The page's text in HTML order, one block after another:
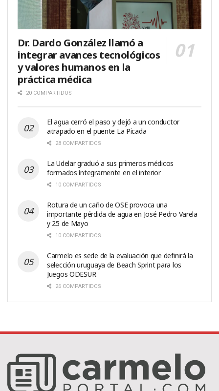
Dr. Dardo González llamó a
integrar avances tecnológicos
y valores humanos en la
práctica médica
20 COMPARTIDOS
El agua cerró el paso y dejó a un conductor
atrapado en el puente La Picada
28 COMPARTIDOS
La Udelar graduó a sus primeros médicos
formados íntegramente en el interior
10 COMPARTIDOS
Rotura de un caño de OSE provoca una
importante pérdida de agua en José Pedro Varela
y 25 de Mayo
10 COMPARTIDOS
Carmelo es sede de la evaluación que definirá la
selección uruguaya de Beach Sprint para los
Juegos ODESUR
26 COMPARTIDOS